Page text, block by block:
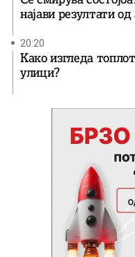
најави резултати
20:20
Како изгледа
улици?